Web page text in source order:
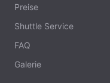
Preise
Shuttle Service
FAQ
Galerie